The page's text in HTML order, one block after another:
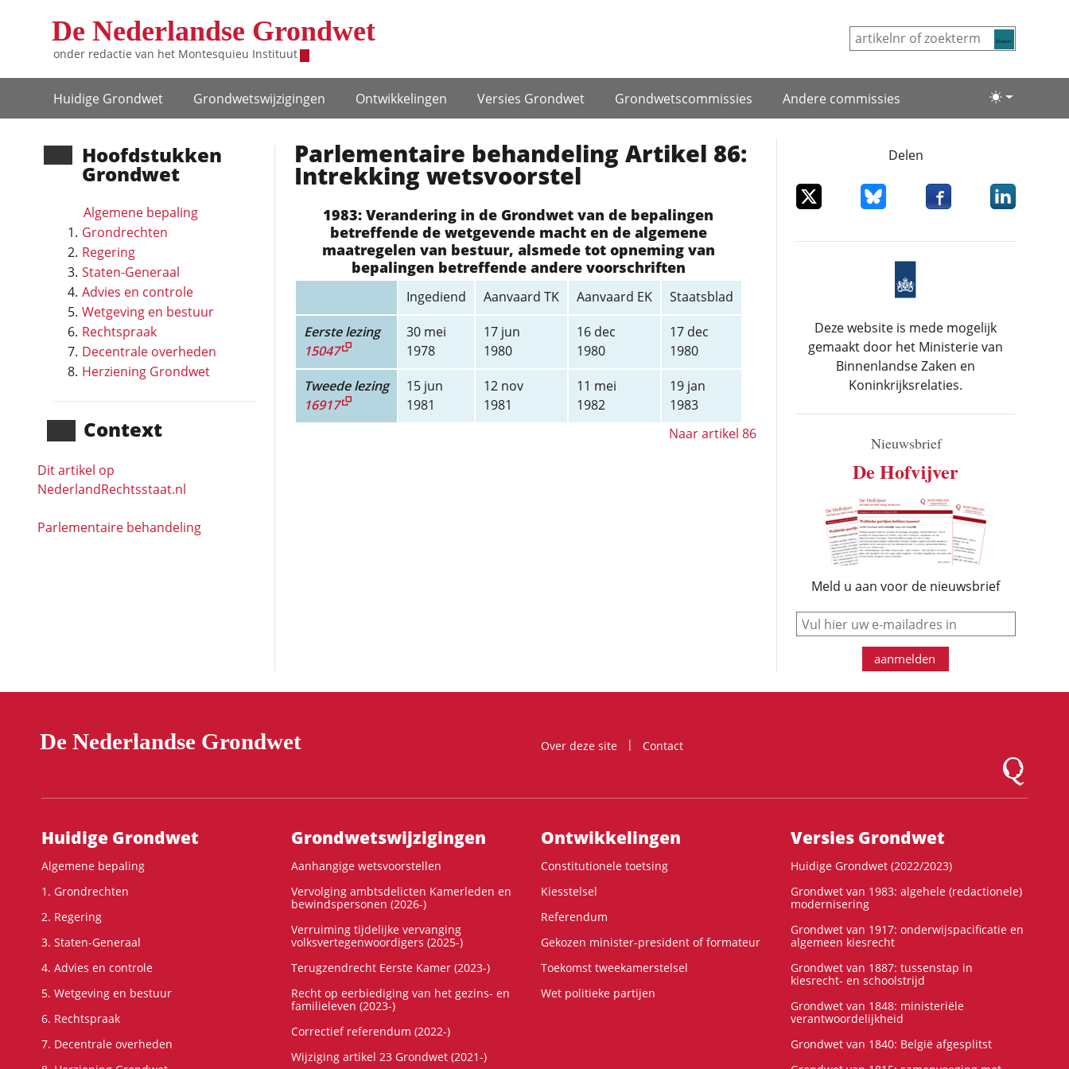
De Nederlandse Grondwet
onder redactie van het Montesquieu Instituut
Lichte/
Hoofdnavigatie
Huidige Grondwet Grondwets­wijzigingen Ontwikke­lingen Versies Grondwet Grondwets­commissies Andere commissies
Hoofd­stukken
Grondwet
Algemene bepaling
Grondrechten
Regering
Staten-Generaal
Advies en controle
Wetgeving en bestuur
Rechtspraak
Decentrale overheden
Herziening Grondwet
Context
Dit artikel op
NederlandRechts­staat.nl
Parlementaire behandeling
Parlementaire behandeling Artikel 86:
Intrekking wetsvoorstel
1983: Verandering in de Grondwet van de bepalingen
betreffende de wetgevende macht en de algemene
maatregelen van bestuur, alsmede tot opneming van
bepalingen betreffende andere voorschriften
Ingediend Aanvaard TK Aanvaard EK
Staatsblad
Eerste lezing
15047
30 mei
1978
17 jun
1980
16 dec
1980
17 dec
1980
Tweede lezing
16917
15 jun
1981
12 nov
1981
11 mei
1982
19 jan
1983
Naar artikel 86
Delen
Deel dit item op XDeel dit item op Bluesky
Deel dit item op
Deel dit
Deze website is mede mogelijk
gemaakt door het Ministerie van
Binnenlandse Zaken en
Koninkrijksrelaties.
Nieuwsbrief
De Hofvijver
Meld u aan voor de nieuwsbrief
e-mail
aanmelden
De Nederlandse Grondwet Over deze site
Contact
Logo
Hoofdnavigatie
Huidige Grondwet
Algemene bepaling
1. Grondrechten
2. Regering
3. Staten-Generaal
4. Advies en controle
5. Wetgeving en bestuur
6. Rechtspraak
7. Decentrale overheden
Grondwets­wijzigingen
Aanhangige wetsvoorstellen
Vervolging ambtsdelicten Kamerleden en
bewindspersonen (2026-)
Verruiming tijdelijke vervanging
volksvertegenwoordigers (2025-)
Terugzendrecht Eerste Kamer (2023-)
Recht op eerbiediging van het gezins- en
familieleven (2023-)
Correctief referendum (2022-)
Wijziging artikel 23 Grondwet (2021-)
Ontwikke­lingen
Constitutionele toetsing
Kiesstelsel
Referendum
Gekozen minister-president of formateur
Toekomst tweekamerstelsel
Wet politieke partijen
Versies Grondwet
Huidige Grondwet (2022/2023)
Grondwet van 1983: algehele (redactionele)
modernisering
Grondwet van 1917: onderwijspacificatie en
algemeen kiesrecht
Grondwet van 1887: tussenstap in
kiesrecht- en schoolstrijd
Grondwet van 1848: ministeriële
verantwoordelijkheid
Grondwet van 1840: België afgesplitst